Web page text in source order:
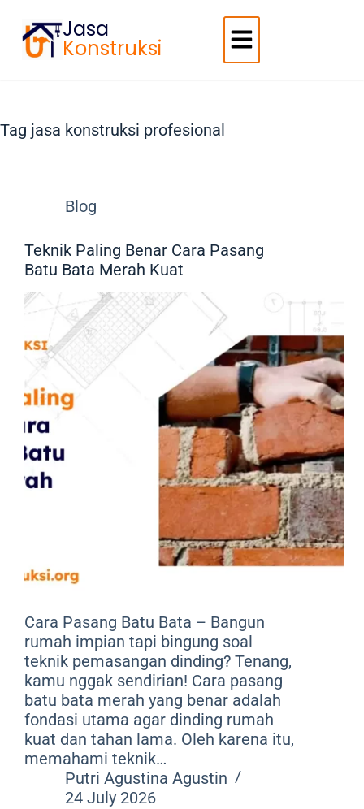
Jasa
Konstruksi
Tag jasa konstruksi profesional
Blog
Teknik Paling Benar Cara Pasang
Batu Bata Merah Kuat
Cara Pasang Batu Bata – Bangun
rumah impian tapi bingung soal
teknik pemasangan dinding? Tenang,
kamu nggak sendirian! Cara pasang
batu bata merah yang benar adalah
fondasi utama agar dinding rumah
kuat dan tahan lama. Oleh karena itu,
memahami teknik…
Putri Agustina Agustin
24 July 2026